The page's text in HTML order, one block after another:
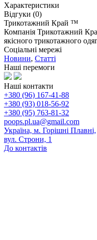
Характеристики
Відгуки (0)
Трикотажний Край ™
Компанія Трикотажний
якісного трикотажного
Соціальні мережі
Новини, Статті
Наші перемоги
Наші контакти
+380 (96) 167-41-88
+380 (93) 018-56-92
+380 (95) 763-81-32
poops.pl.ua@gmail.com
Україна, м. Горішні Плавні,
вул. Строни, 1
До контактів